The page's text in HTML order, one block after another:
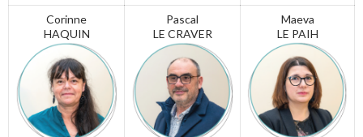
Corinne
HAQUIN
Pascal
LE CRAVER
Maeva
LE PAIH